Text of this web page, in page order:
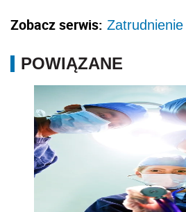
Zobacz serwis: Zatrudnienie
POWIĄZANE